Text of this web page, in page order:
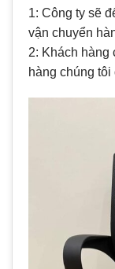
1: Công ty sẽ
vận chuyển
2: Khách hàng
hàng chúng tôi